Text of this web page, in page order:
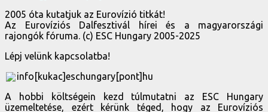
2005 óta kutatjuk az Eurovízió titkát!
Az Eurovíziós Dalfesztivál hírei és a magyarországi
rajongók fóruma. (c) ESC Hungary 2005-2025
Lépj velünk kapcsolatba!
info[kukac]eschungary[pont]hu
A hobbi költségein kezd túlmutatni az ESC Hungary
üzemeltetése, ezért kérünk téged, hogy az Eurovíziós